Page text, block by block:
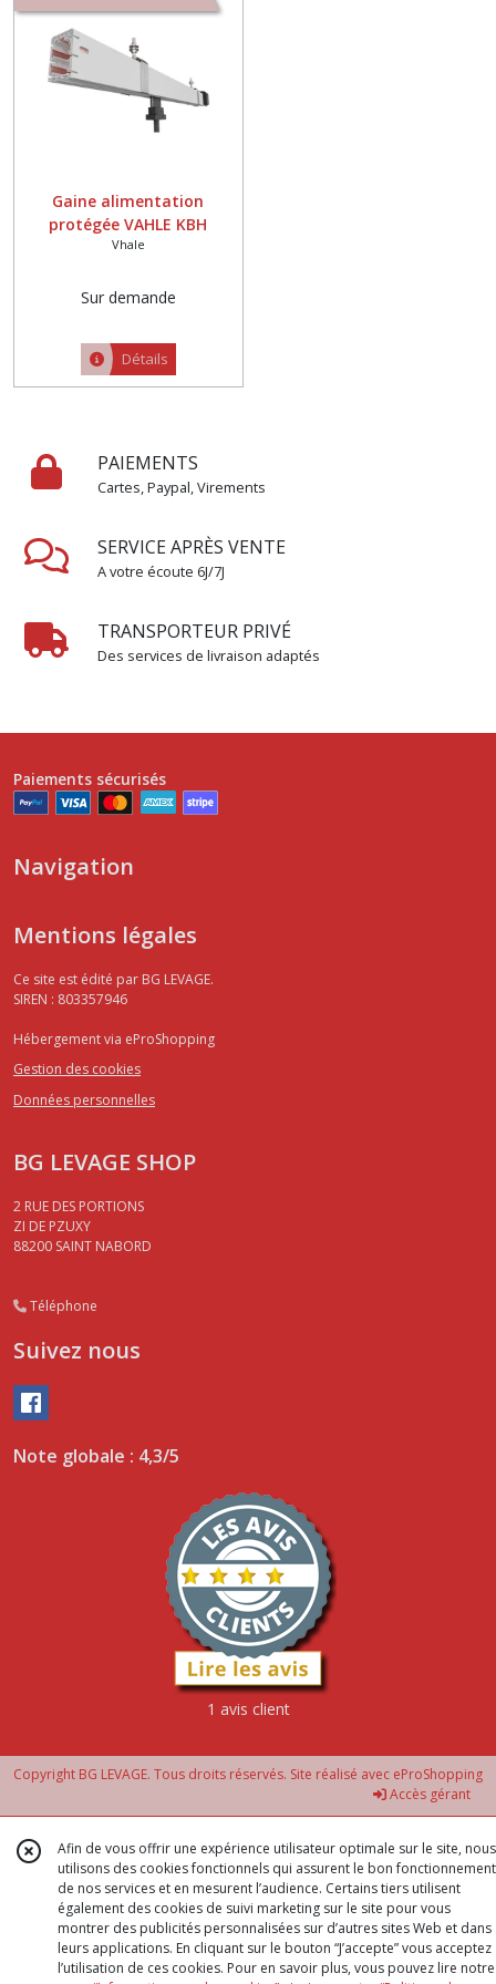
Gaine alimentation
protégée VAHLE KBH
Vhale
Sur demande
Détails
PAIEMENTS
Cartes, Paypal, Virements
SERVICE APRÈS VENTE
A votre écoute 6J/7J
TRANSPORTEUR PRIVÉ
Des services de livraison adaptés
VHALE
(1)
résultats
Paiements sécurisés
Navigation
Mentions légales
Ce site est édité par BG LEVAGE.
SIREN : 803357946
Hébergement via eProShopping
Gestion des cookies
Données personnelles
BG LEVAGE SHOP
2 RUE DES PORTIONS
ZI DE PZUXY
88200 SAINT NABORD
Téléphone
Suivez nous
Note globale : 4,3/5
1 avis client
Copyright BG LEVAGE. Tous droits réservés. Site réalisé avec eProShopping
Accès gérant
Afin de vous offrir une expérience utilisateur optimale sur le site, nous
utilisons des cookies fonctionnels qui assurent le bon fonctionnement
de nos services et en mesurent l’audience. Certains tiers utilisent
également des cookies de suivi marketing sur le site pour vous
montrer des publicités personnalisées sur d’autres sites Web et dans
leurs applications. En cliquant sur le bouton “J’accepte” vous acceptez
l’utilisation de ces cookies. Pour en savoir plus, vous pouvez lire notre